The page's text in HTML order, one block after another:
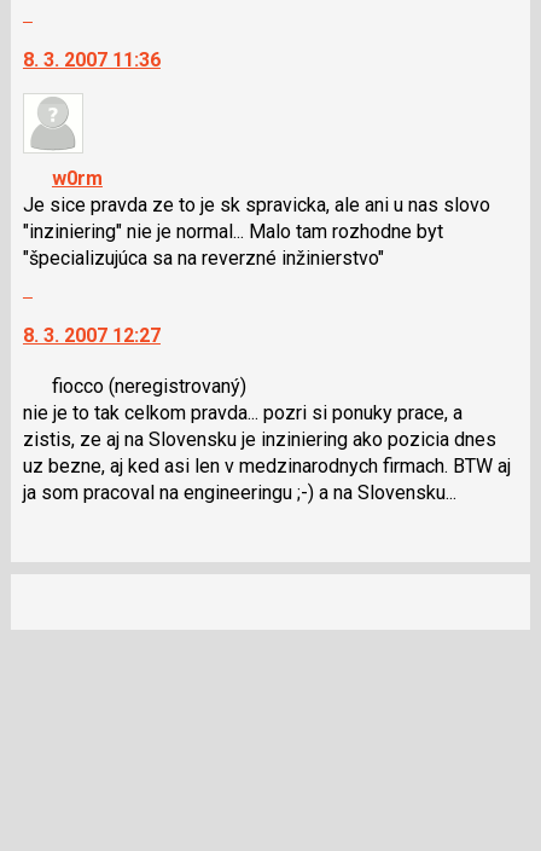
použít
i
klávesy
N
pro
následující
a
P
nový
další
nový
názor.
navigaci
lze
použít
klávesy
pro
a
P
pro
předchozí
nový
8. 3. 2007 11:36
w0rm
Je sice pravda ze to je sk spravicka, ale ani u nas slovo
"inziniering" nie je normal... Malo tam rozhodne byt
"špecializujúca sa na reverzné inžinierstvo"
další
názor.
K
navigaci
lze
použít
N
následující
8. 3. 2007 12:27
fiocco (neregistrovaný)
nie je to tak celkom pravda... pozri si ponuky prace, a
zistis, ze aj na Slovensku je inziniering ako pozicia dnes
uz bezne, aj ked asi len v medzinarodnych firmach. BTW aj
ja som pracoval na engineeringu ;-) a na Slovensku...